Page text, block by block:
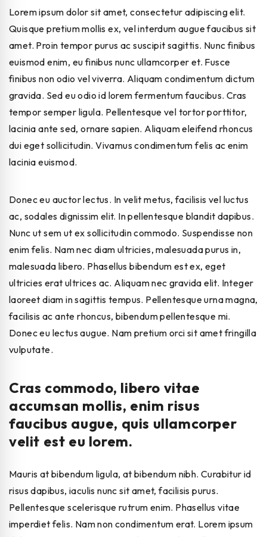
Lorem ipsum dolor sit amet, consectetur adipiscing elit.
Quisque pretium mollis ex, vel interdum augue faucibus sit
amet. Proin tempor purus ac suscipit sagittis. Nunc finibus
euismod enim, eu finibus nunc ullamcorper et. Fusce
finibus non odio vel viverra. Aliquam condimentum dictum
gravida. Sed eu odio id lorem fermentum faucibus. Cras
tempor semper ligula. Pellentesque vel tortor porttitor,
lacinia ante sed, ornare sapien. Aliquam eleifend rhoncus
dui eget sollicitudin. Vivamus condimentum felis ac enim
lacinia euismod.
Donec eu auctor lectus. In velit metus, facilisis vel luctus
ac, sodales dignissim elit. In pellentesque blandit dapibus.
Nunc ut sem ut ex sollicitudin commodo. Suspendisse non
enim felis. Nam nec diam ultricies, malesuada purus in,
malesuada libero. Phasellus bibendum est ex, eget
ultricies erat ultrices ac. Aliquam nec gravida elit. Integer
laoreet diam in sagittis tempus. Pellentesque urna magna,
facilisis ac ante rhoncus, bibendum pellentesque mi.
Donec eu lectus augue. Nam pretium orci sit amet fringilla
vulputate.
Cras commodo, libero vitae
accumsan mollis, enim risus
faucibus augue, quis ullamcorper
velit est eu lorem.
Mauris at bibendum ligula, at bibendum nibh. Curabitur id
risus dapibus, iaculis nunc sit amet, facilisis purus.
Pellentesque scelerisque rutrum enim. Phasellus vitae
imperdiet felis. Nam non condimentum erat. Lorem ipsum